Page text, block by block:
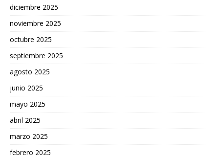
diciembre 2025
noviembre 2025
octubre 2025
septiembre 2025
agosto 2025
junio 2025
mayo 2025
abril 2025
marzo 2025
febrero 2025